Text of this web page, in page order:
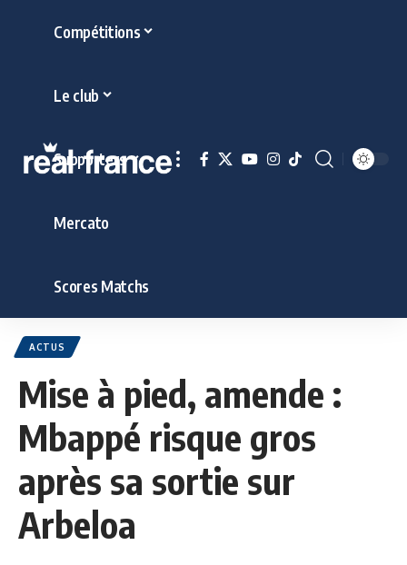
Compétitions
Le club
Supporters
Mercato
Scores Matchs
ACTUS
Mise à pied, amende :
Mbappé risque gros
après sa sortie sur
Arbeloa